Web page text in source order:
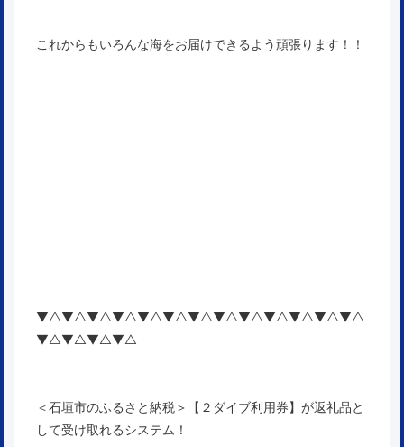
これからもいろんな海をお届けできるよう頑張ります！！
▼△▼△▼△▼△▼△▼△▼△▼△▼△▼△▼△▼△▼△
▼△▼△▼△▼△
＜石垣市のふるさと納税＞【２ダイブ利用券】が返礼品と
して受け取れるシステム！